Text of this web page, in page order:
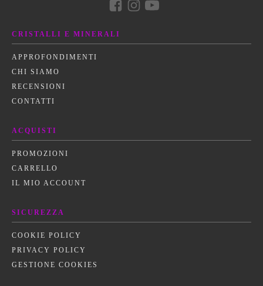
CRISTALLI E MINERALI
APPROFONDIMENTI
CHI SIAMO
RECENSIONI
CONTATTI
ACQUISTI
PROMOZIONI
CARRELLO
IL MIO ACCOUNT
SICUREZZA
COOKIE POLICY
PRIVACY POLICY
GESTIONE COOKIES